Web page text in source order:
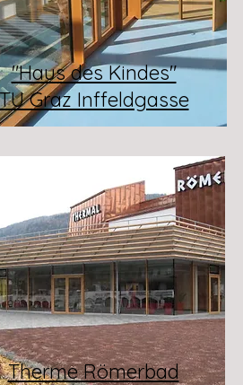
"Haus des Kindes"
Graz Inffeldgasse
Therme Römerbad